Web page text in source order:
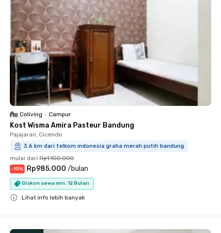
Coliving • Campur
Kost Wisma Amira Pasteur Bandung
Pajajaran, Cicendo
3.6 km dari telkom indonesia graha merah putih bandung
mulai dari Rp1.100.000
-10% Rp985.000 /bulan
Diskon sewa min. 12 Bulan
Lihat info lebih banyak